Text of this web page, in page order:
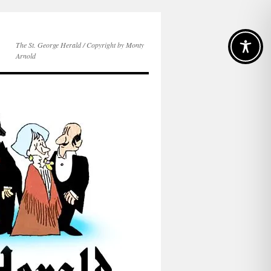
The St. George Herald / Copyright by Monty
Arnold